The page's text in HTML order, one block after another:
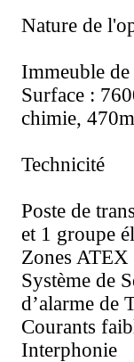
Nature de
Immeuble
Surface :
chimie,
Technicité
Poste de
et 1 groupe
Zones ATEX
Système de
d’alarme de
Courants
Interphonie